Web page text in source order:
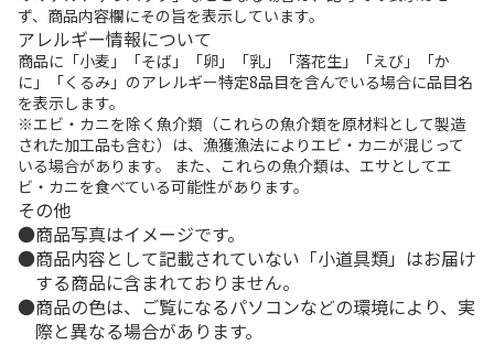
ず、商品内容欄にその旨を表示しています。
アレルギー情報について
商品に「小麦」「そば」「卵」「乳」「落花生」「えび」「か
に」「くるみ」のアレルギー特定8品目を含んでいる場合に品目名
を表示します。
※エビ・カニを除く魚介類（これらの魚介類を原材料として製造
された加工品も含む）は、漁獲漁法によりエビ・カニが混じって
いる場合があります。 また、これらの魚介類は、エサとしてエ
ビ・カニを食べている可能性があります。
その他
商品写真はイメージです。
商品内容として記載されていない「小道具類」はお届け
する商品に含まれておりません。
商品の色は、ご覧になるパソコンなどの環境により、実
際と異なる場合があります。